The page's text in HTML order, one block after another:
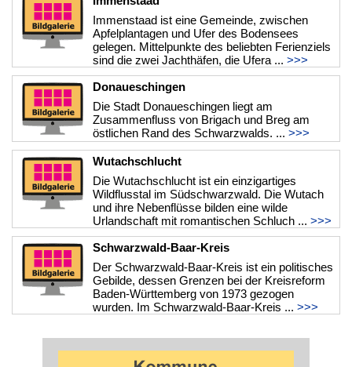
Immenstaad ist eine Gemeinde, zwischen
Apfelplantagen und Ufer des Bodensees
gelegen. Mittelpunkte des beliebten Ferienziels
sind die zwei Jachthäfen, die Ufera ... >>>
Donaueschingen
Die Stadt Donaueschingen liegt am
Zusammenfluss von Brigach und Breg am
östlichen Rand des Schwarzwalds. ... >>>
Wutachschlucht
Die Wutachschlucht ist ein einzigartiges
Wildflusstal im Südschwarzwald. Die Wutach
und ihre Nebenflüsse bilden eine wilde
Urlandschaft mit romantischen Schluch ... >>>
Schwarzwald-Baar-Kreis
Der Schwarzwald-Baar-Kreis ist ein politisches
Gebilde, dessen Grenzen bei der Kreisreform
Baden-Württemberg von 1973 gezogen
wurden. Im Schwarzwald-Baar-Kreis ... >>>